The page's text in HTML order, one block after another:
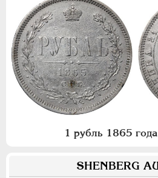
1 рубль 1865
SHENBERG